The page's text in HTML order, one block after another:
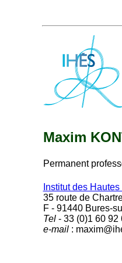
Maxim
Permanent
Institut des
35 route de
F - 91440 Bures-
Tel- 33 (0)1 60 92
e-mail: